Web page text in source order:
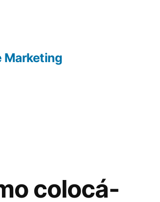
Marketing
colocá-